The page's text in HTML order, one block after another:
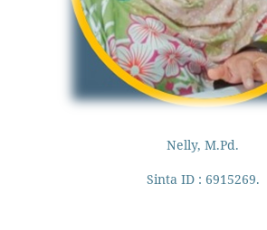
Nelly, M.Pd.
Sinta ID : 6915269.